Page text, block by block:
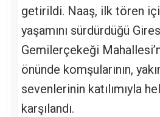
getirildi. Naaş, ilk tören
yaşamını sürdürdüğü
Gemilerçekeği
önünde komşularının,
sevenlerinin katılımıyla
karşılandı.